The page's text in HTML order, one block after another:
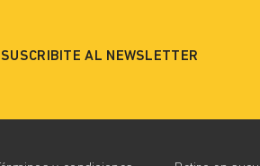
SUSCRIBITE AL NEWSLETTER